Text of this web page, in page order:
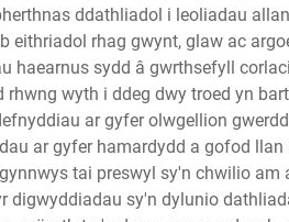
ddathliadol i leoliadau
rhag gwynt, glaw ac
haearnus sydd â gwrthsefyll
wyth i ddeg dwy troed yn
ar gyfer olwgellion
ar gyfer hamardydd a gofod
tai preswyl sy'n chwilio
sy'n dylunio